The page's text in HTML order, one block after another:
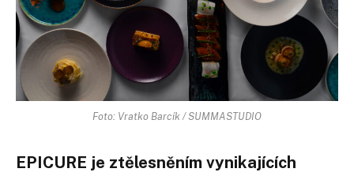
Foto: Vratko Barcík / SUMMASTUDIO
EPICURE je ztělesněním vynikajících